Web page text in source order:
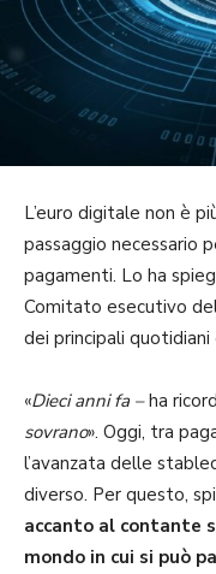
L’euro digitale non è
passaggio necessario
pagamenti. Lo ha
Comitato esecutivo
dei principali quotidiani
«Dieci anni fa –ha
sovrano». Oggi, tra
l’avanzata delle
diverso. Per questo,
accanto al contante
mondo in cui si può